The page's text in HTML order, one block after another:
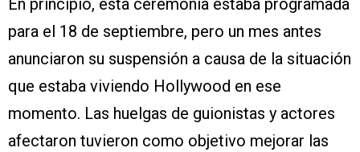
En principio, esta ceremonia estaba programada
para el 18 de septiembre, pero un mes antes
anunciaron su suspensión a causa de la situación
que estaba viviendo Hollywood en ese
momento. Las huelgas de guionistas y actores
afectaron tuvieron como objetivo mejorar las